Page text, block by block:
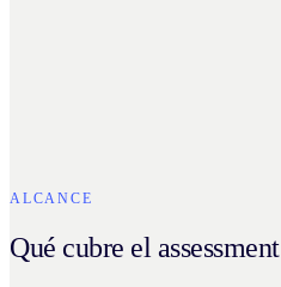
ALCANCE
Qué cubre el assessment